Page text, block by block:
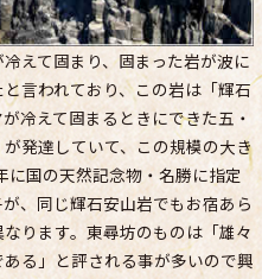
えて固まり、固まった岩が波に
言われており、この岩は「輝石
冷えて固まるときにできた五・
発達していて、この規模の大き
国の天然記念物・名勝に指定
、同じ輝石安山岩でもお宿あら
ります。東尋坊のものは「雄々
る」と評される事が多いので興